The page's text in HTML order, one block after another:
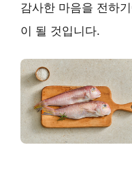
감사한 마음을 전하
이 될 것입니다.